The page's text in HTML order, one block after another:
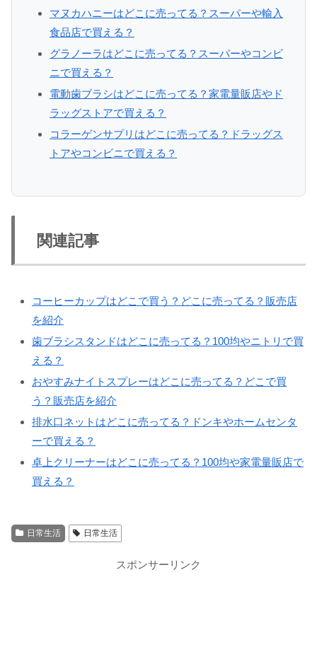
マヌカハニーはどこに売ってる？スーパーや輸入
食品店で買える？
グラノーラはどこに売ってる？スーパーやコンビ
ニで買える？
電動歯ブラシはどこに売ってる？家電量販店やド
ラッグストアで買える？
コラーゲンサプリはどこに売ってる？ドラッグス
トアやコンビニで買える？
関連記事
コーヒーカップはどこで買う？どこに売ってる？販売店
を紹介
歯ブラシスタンドはどこに売ってる？100均やニトリで買
える？
おやすみナイトスプレーはどこに売ってる？どこで買
う？販売店を紹介
排水口ネットはどこに売ってる？ドンキやホームセンタ
ーで買える？
卓上クリーナーはどこに売ってる？100均や家電量販店で
買える？
日常生活 日常生活
スポンサーリンク